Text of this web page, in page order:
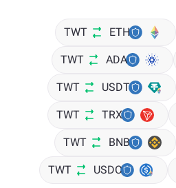
ETH
TWT
ADA
TWT
USDT
TWT
TRX
TWT
BNB
TWT
USDC
TWT